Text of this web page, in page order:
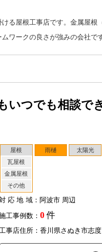
る屋根工事店です。金属屋根
ワークの良さが強みの会社です
いつでも相談で
屋根
瓦屋根
金属屋根
その他
雨樋 太陽光
応地域：阿波市 周辺
工事例数： 0 件
事店住所：香川県さぬき市志度